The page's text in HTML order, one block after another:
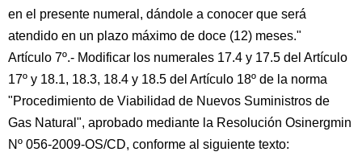
en el presente numeral, dándole a conocer que será
atendido en un plazo máximo de doce (12) meses."
Artículo 7º.- Modificar los numerales 17.4 y 17.5 del Artículo
17º y 18.1, 18.3, 18.4 y 18.5 del Artículo 18º de la norma
"Procedimiento de Viabilidad de Nuevos Suministros de
Gas Natural", aprobado mediante la Resolución Osinergmin
Nº 056-2009-OS/CD, conforme al siguiente texto: